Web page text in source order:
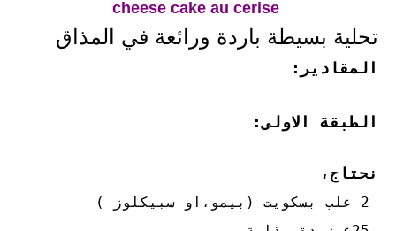
تحلية بسيطة باردة ورائعة في المذاق
المقادير:
الطبقة الاولى:
نحتاج،